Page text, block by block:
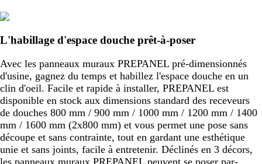
L'habillage d'espace douche prêt-à-poser
Avec les panneaux muraux PREPANEL pré-dimensionnés
d'usine, gagnez du temps et habillez l'espace douche en un
clin d'oeil. Facile et rapide à installer, PREPANEL est
disponible en stock aux dimensions standard des receveurs
de douches 800 mm / 900 mm / 1000 mm / 1200 mm / 1400
mm / 1600 mm (2x800 mm) et vous permet une pose sans
découpe et sans contrainte, tout en gardant une esthétique
unie et sans joints, facile à entretenir. Déclinés en 3 décors,